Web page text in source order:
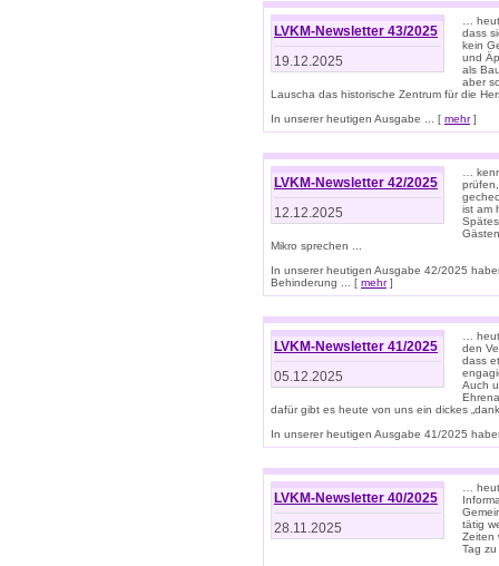
LVKM-Newsletter 43/2025
19.12.2025
…
dass
kein
und
als
aber
Lauscha das historische Zentrum für die
In unserer heutigen Ausgabe ... [ mehr]
LVKM-Newsletter 42/2025
12.12.2025
…
ist am
Mikro sprechen ...
In unserer heutigen Ausgabe 42/2025
Behinderung ... [ mehr]
LVKM-Newsletter 41/2025
05.12.2025
…
den
dass
Auch
dafür gibt es heute von uns ein dickes
In unserer heutigen Ausgabe 41/2025
LVKM-Newsletter 40/2025
28.11.2025
…
tätig
Zeiten
Tag